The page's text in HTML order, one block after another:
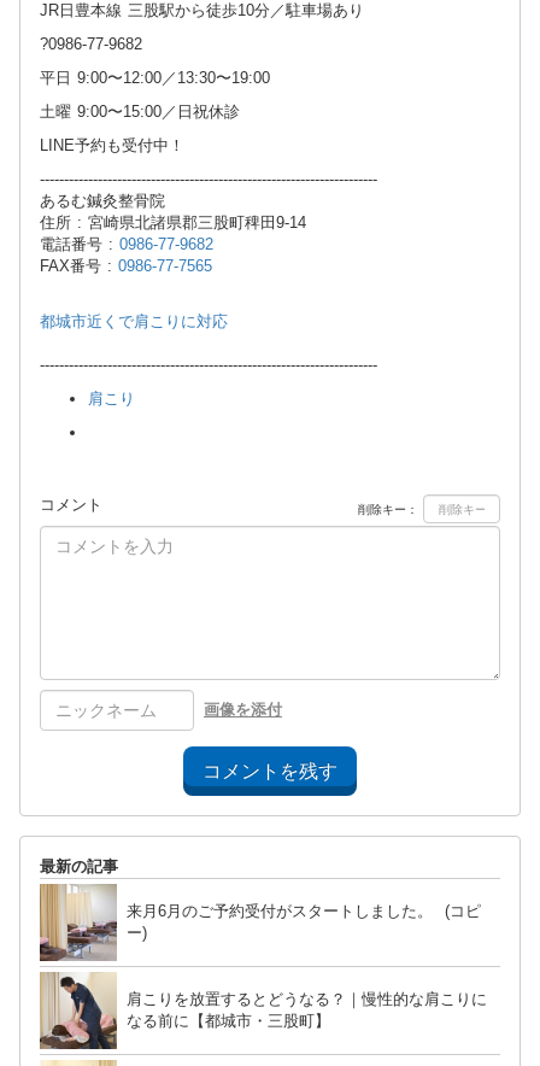
JR日豊本線 三股駅から徒歩10分／駐車場あり
?0986-77-9682
平日 9:00〜12:00／13:30〜19:00
土曜 9:00〜15:00／日祝休診
LINE予約も受付中！
----------------------------------------------------------------------
あるむ鍼灸整骨院
住所 : 宮崎県北諸県郡三股町稗田9-14
電話番号 : 0986-77-9682
FAX番号 : 0986-77-7565
都城市近くで肩こりに対応
----------------------------------------------------------------------
肩こり
コメント 削除キー：
画像を添付
コメントを残す
最新の記事
来月6月のご予約受付がスタートしました。 (コピ
ー)
肩こりを放置するとどうなる？｜慢性的な肩こりに
なる前に【都城市・三股町】